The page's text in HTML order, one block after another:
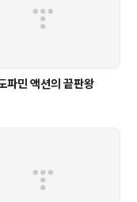
파민 액션의 끝판왕